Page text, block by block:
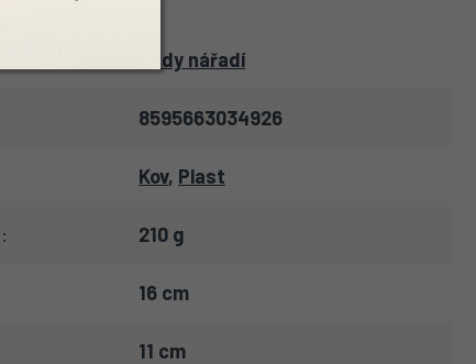
Sady nářadí
8595663034926
Kov, Plast
: 210 g
16 cm
11 cm